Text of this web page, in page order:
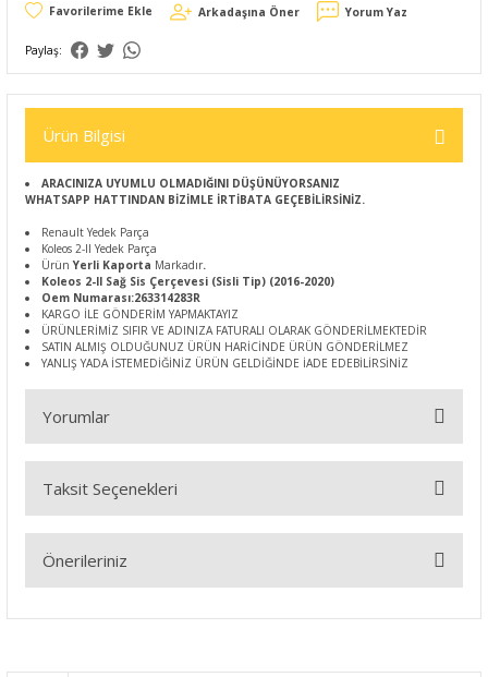
Arkadaşına Öner Yorum Yaz
Paylaş:
Ürün Bilgisi
ARACINIZA UYUMLU OLMADIĞINI DÜŞÜNÜYORSANIZ
WHATSAPP HATTINDAN BİZİMLE İRTİBATA GEÇEBİLİRSİNİZ.
Renault Yedek Parça
Koleos 2-II Yedek Parça
ÜrünYerli Kaporta Markadır.
Koleos 2-II Sağ Sis Çerçevesi (Sisli Tip) (2016-2020)
Oem Numarası:263314283R
KARGO İLE GÖNDERİM YAPMAKTAYIZ
ÜRÜNLERİMİZ SIFIR VE ADINIZA FATURALI OLARAK GÖNDERİLMEKTEDİR
SATIN ALMIŞ OLDUĞUNUZ ÜRÜN HARİCİNDE ÜRÜN GÖNDERİLMEZ
YANLIŞ YADA İSTEMEDİĞİNİZ ÜRÜN GELDİĞİNDE İADE EDEBİLİRSİNİZ
Yorumlar
Bu ürüne ilk yorumu siz yapın!
Taksit Seçenekleri
Önerileriniz
Görüş ve önerileriniz için teşekkür ederiz.